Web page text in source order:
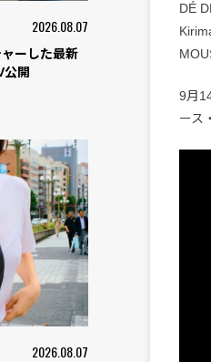
2026.08.07
ーした最新
開
2026.08.07
DÉ
9月
ース